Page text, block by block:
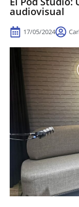
audiovisual
17/05/2024